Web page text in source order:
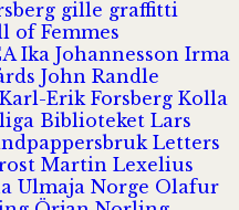
gille graffitti
of Femmes
Ika Johannesson Irma
John Randle
Karl-Erik Forsberg Kolla
Biblioteket Lars
Letters
Martin Lexelius
Ulmaja Norge Olafur